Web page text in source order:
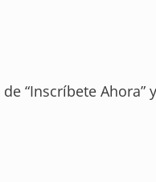
“Inscríbete Ahora”